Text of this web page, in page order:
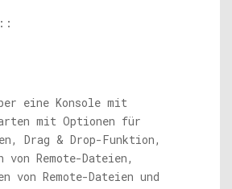
eine Konsole mit
mit Optionen für
Drag & Drop-Funktion,
von Remote-Dateien,
von Remote-Dateien und